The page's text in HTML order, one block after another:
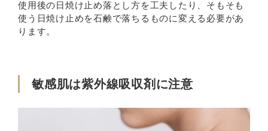
使用後の日焼け止め落とし方を工夫したり、そもそも
使う日焼け止めを石鹸で落ちるものに変える必要があ
ります。
敏感肌は紫外線吸収剤に注意